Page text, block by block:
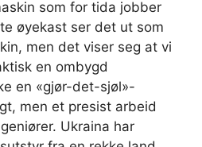
som for tida jobber
øyekast ser det ut som
men det viser seg at vi
en ombygd
en «gjør-det-sjøl»-
men et presist arbeid
Ukraina har